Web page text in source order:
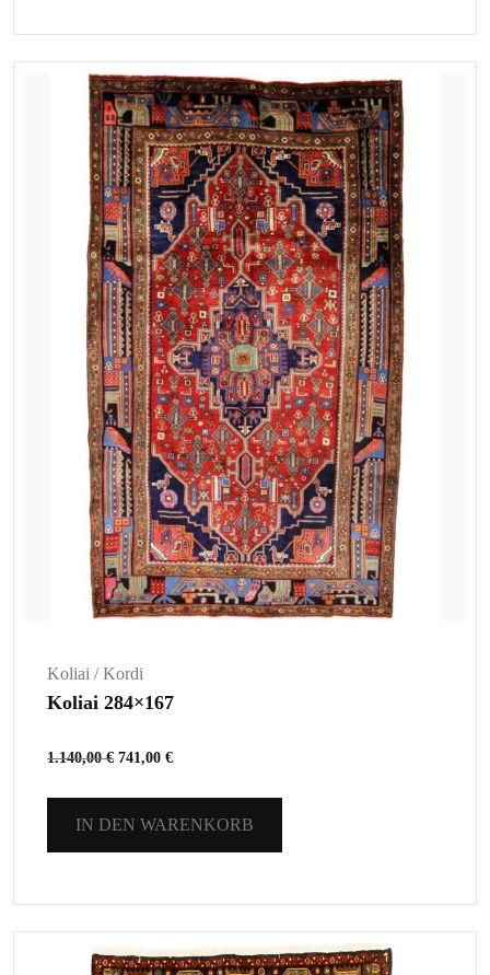
Koliai / Kordi
Koliai 284×167
1.140,00€ 741,00 €
IN DEN WARENKORB